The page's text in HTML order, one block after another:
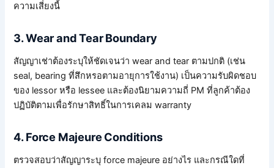
ความเสี่ยงนี้
3. Wear and Tear Boundary
สัญญาเช่าต้องระบุให้ชัดเจนว่า wear and tear ตามปกติ (เช่น
seal, bearing ที่สึกหรอตามอายุการใช้งาน) เป็นความรับผิดชอบ
ของ lessor หรือ lessee และต้องนิยามความถี่ PM ที่ลูกค้าต้อง
ปฏิบัติตามเพื่อรักษาสิทธิ์ในการเคลม warranty
4. Force Majeure Conditions
ตรวจสอบว่าสัญญาระบุ force majeure อย่างไร และกรณีใดที่